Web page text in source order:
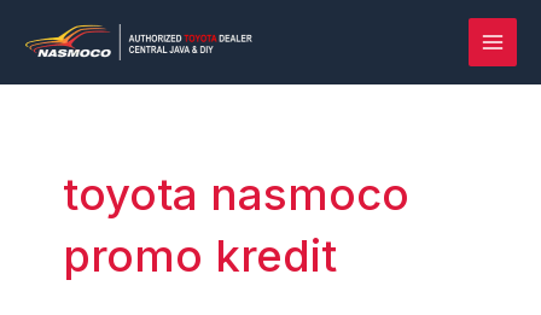
konten
toyota nasmoco
promo kredit